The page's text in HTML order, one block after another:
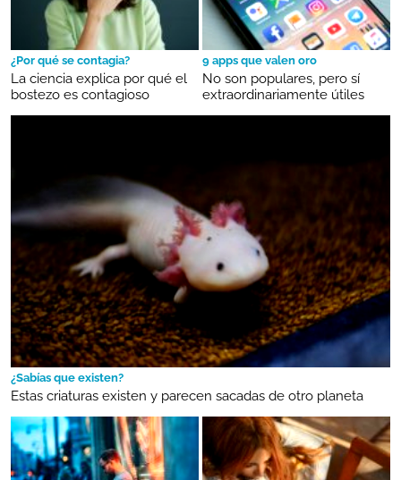
¿Por qué se contagia?
La ciencia explica por qué el
bostezo es contagioso
9 apps que valen oro
No son populares, pero sí
extraordinariamente útiles
¿Sabías que existen?
Estas criaturas existen y parecen sacadas de otro planeta